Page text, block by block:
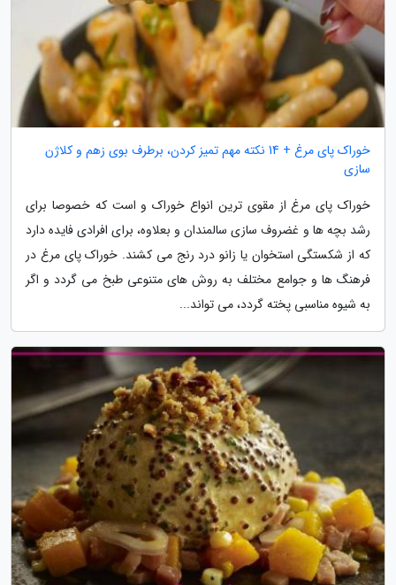
خوراک پای مرغ + 14 نکته مهم تمیز کردن، برطرف بوی زهم و کلاژن
سازی
خوراک پای مرغ از مقوی ترین انواع خوراک و است که خصوصا برای
رشد بچه ها و غضروف سازی سالمندان و بعلاوه، برای افرادی فایده دارد
که از شکستگی استخوان یا زانو درد رنج می کشند. خوراک پای مرغ در
فرهنگ ها و جوامع مختلف به روش های متنوعی طبخ می گردد و اگر
به شیوه مناسبی پخته گردد، می تواند...